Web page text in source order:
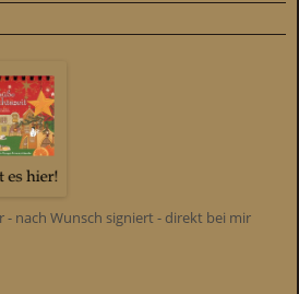
nach Wunsch signiert - direkt bei mir